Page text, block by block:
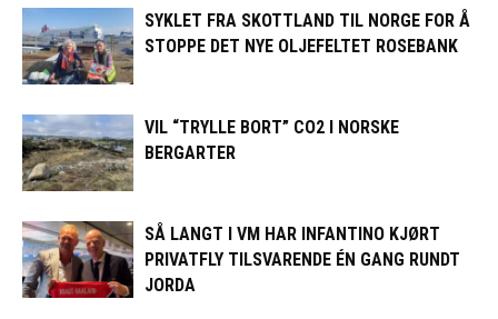
SYKLET FRA SKOTTLAND TIL NORGE FOR Å
STOPPE DET NYE OLJEFELTET ROSEBANK
VIL “TRYLLE BORT” CO2 I NORSKE
BERGARTER
SÅ LANGT I VM HAR INFANTINO KJØRT
PRIVATFLY TILSVARENDE ÉN GANG RUNDT
JORDA